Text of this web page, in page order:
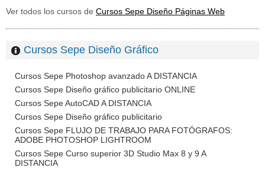
Ver todos los cursos de Cursos Sepe Diseño Páginas Web
Cursos Sepe Diseño Gráfico
Cursos Sepe Photoshop avanzado A DISTANCIA
Cursos Sepe Diseño gráfico publicitario ONLINE
Cursos Sepe AutoCAD A DISTANCIA
Cursos Sepe Diseño gráfico publicitario
Cursos Sepe FLUJO DE TRABAJO PARA FOTÓGRAFOS:
ADOBE PHOTOSHOP LIGHTROOM
Cursos Sepe Curso superior 3D Studio Max 8 y 9 A
DISTANCIA